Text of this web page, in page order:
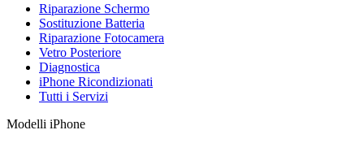
Riparazione Schermo
Sostituzione Batteria
Riparazione Fotocamera
Vetro Posteriore
Diagnostica
iPhone Ricondizionati
Tutti i Servizi
Modelli iPhone